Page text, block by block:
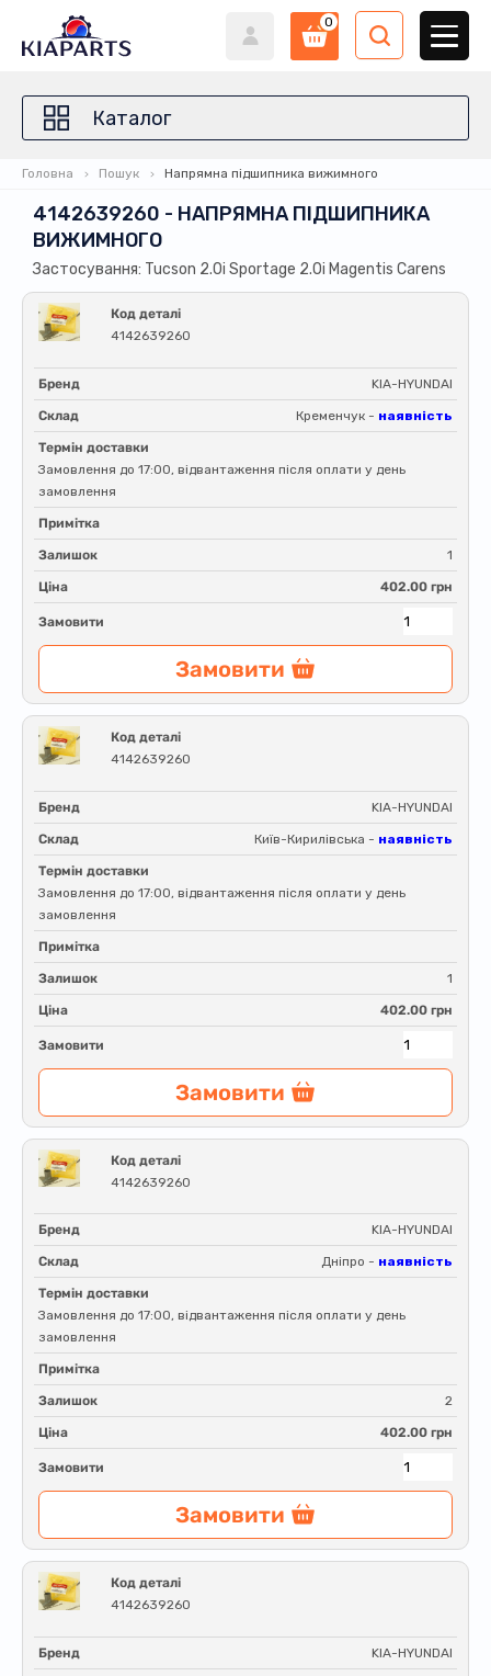
0
Каталог
Головна Пошук Напрямна підшипника вижимного
4142639260 - НАПРЯМНА ПІДШИПНИКА
ВИЖИМНОГО
Застосування: Tucson 2.0i Sportage 2.0i Magentis Carens
Код деталі
4142639260
Бренд KIA-HYUNDAI
Склад Кременчук - наявність
Термін доставки
Замовлення до 17:00, відвантаження після оплати у день
замовлення
Примітка
Залишок 1
Ціна 402.00 грн
Замовити
Замовити
Код деталі
4142639260
Бренд KIA-HYUNDAI
Склад Київ-Кирилівська - наявність
Термін доставки
Замовлення до 17:00, відвантаження після оплати у день
замовлення
Примітка
Залишок 1
Ціна 402.00 грн
Замовити
Замовити
Код деталі
4142639260
Бренд KIA-HYUNDAI
Склад Дніпро - наявність
Термін доставки
Замовлення до 17:00, відвантаження після оплати у день
замовлення
Примітка
Залишок 2
Ціна 402.00 грн
Замовити
Замовити
Код деталі
4142639260
Бренд KIA-HYUNDAI